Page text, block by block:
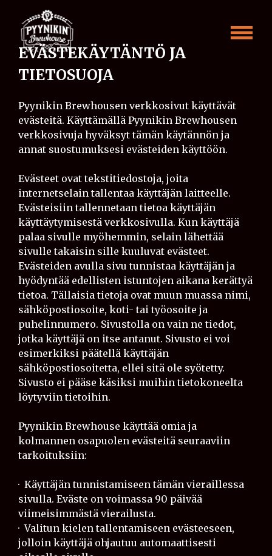
content
Evästekäytäntö
tietosuoja
EVÄSTEKÄYTÄNTÖ JA
TIETOSUOJA
Pyynikin Brewhousen verkkosivut käyttävät
evästeitä. Käyttämällä Pyynikin Brewhousen
verkkosivuja hyväksyt tämän käytännön ja
annat suostumuksesi evästeiden käyttöön.
Evästeet ovat tekstitiedostoja, joita
internetselain tallentaa käyttäjän laitteelle.
Evästeisiin tallennetaan tietoa käyttäjän
käyttäytymisestä verkkosivulla. Kun käyttäjä
palaa sivulle myöhemmin, selain lähettää
sivulle takaisin sille kuuluvat evästeet.
Evästeiden avulla sivu tunnistaa käyttäjän ja
hyödyntää edellisten istuntojen aikana kerättyä
tietoa. Tällaisia tietoja ovat muun muassa nimi,
sähköpostiosoite, koti- tai työosoite ja
puhelinnumero. Sivustolla on vain ne tiedot,
jotka käyttäjä on itse antanut. Sivusto ei voi
esimerkiksi päätellä käyttäjän
sähköpostiosoitetta, ellei sitä ole syötetty.
Sivusto ei pääse käsiksi muihin tietokoneelta
löytyviin tietoihin.
Pyynikin Brewhouse käyttää omia ja
kolmannen osapuolen evästeitä seuraaviin
tarkoituksiin:
· Käyttäjän tunnistamiseen tämän vieraillessa
sivulla. Eväste on voimassa 90 päivää
viimeisimmästä vierailusta.
· Valitun kielen tallentamiseen evästeeseen,
jolloin käyttäjä ohjautuu automaattisesti